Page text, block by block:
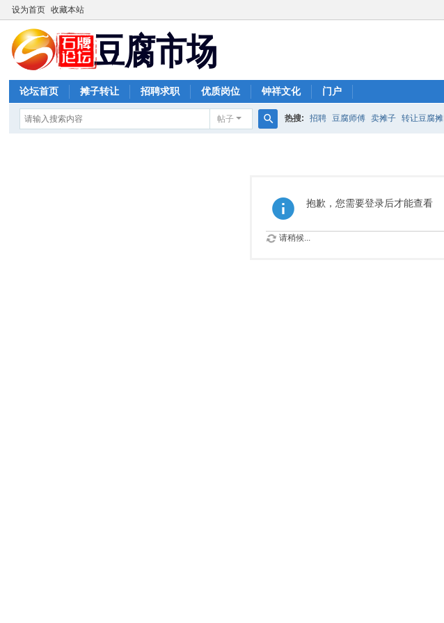
设为首页 收藏本站
论坛首页 摊子转让 招聘求职 优质岗位 钟祥文化 门户
帖子 热搜: 招聘 豆腐师傅 卖摊子 转让豆腐摊
抱歉，您需要登录后才能查看
请稍候...